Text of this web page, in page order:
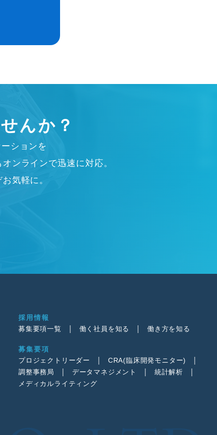
んか？
ションを
ンラインで迅速に対応。
気軽に。
採用情報
募集要項一覧
働く社員を知る 働き方を知る
募集要項
プロジェクトリーダー
CRA(臨床開発モニター)
調整事務局
データマネジメント
統計解析
メディカルライティング